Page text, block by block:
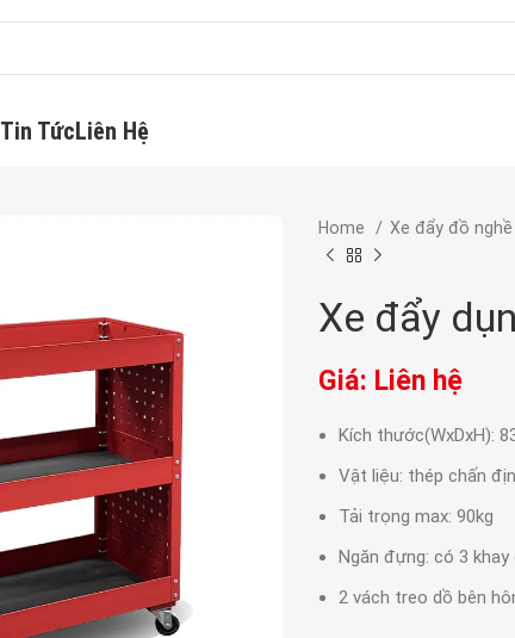
Tin TứcLiên Hệ
Home Xe đẩy đồ nghề
Xe đẩy
Giá: Liên hệ
Kích thước(WxDxH):
Vật liệu: thép chấn
Tải trọng max: 90kg
Ngăn đựng: có 3
2 vách treo dồ bên